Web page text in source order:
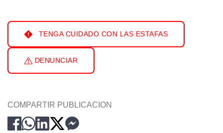
TENGA CUIDADO CON LAS ESTAFAS
DENUNCIAR
COMPARTIR PUBLICACION